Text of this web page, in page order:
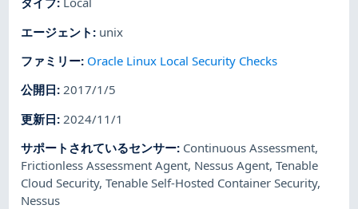
エージェント : unix
ファミリー: Oracle Linux Local Security Checks
公開日:2017/1/5
更新日: 2024/11/1
サポートされているセンサー: Continuous Assessment,
Frictionless Assessment Agent, Nessus Agent,Tenable
Cloud Security,Tenable Self-Hosted Container Security,
Nessus